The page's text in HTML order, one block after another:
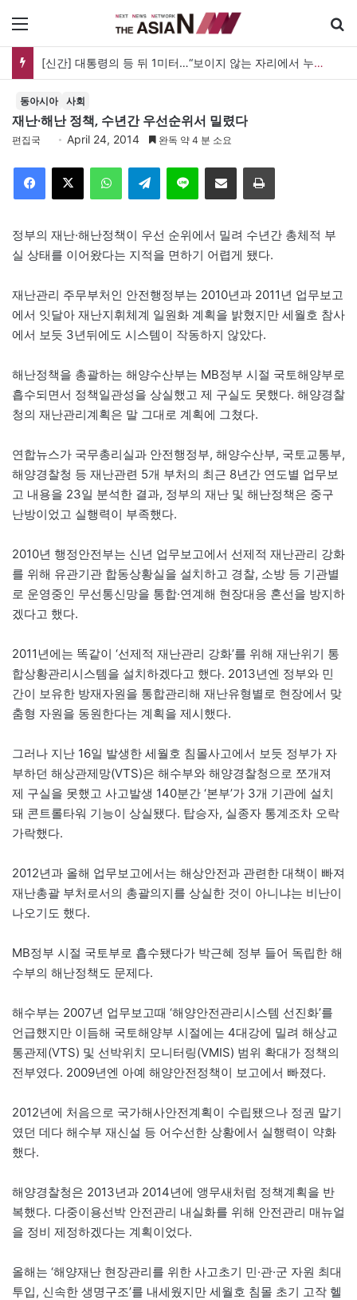
[신간] 대통령의 등 뒤 1미터…“보이지 않는 자리에서 누구를 지킨다는 것”
동아시아 사회
재난·해난 정책, 수년간 우선순위서 밀렸다
편집국 April 24, 2014 완독 약 4 분 소요
Telegram 이메일
정부의 재난·해난정책이 우선 순위에서 밀려 수년간 총체적 부
실 상태를 이어왔다는 지적을 면하기 어렵게 됐다.
재난관리 주무부처인 안전행정부는 2010년과 2011년 업무보고
에서 잇달아 재난지휘체계 일원화 계획을 밝혔지만 세월호 참사
에서 보듯 3년뒤에도 시스템이 작동하지 않았다.
해난정책을 총괄하는 해양수산부는 MB정부 시절 국토해양부로
흡수되면서 정책일관성을 상실했고 제 구실도 못했다. 해양경찰
청의 재난관리계획은 말 그대로 계획에 그쳤다.
연합뉴스가 국무총리실과 안전행정부, 해양수산부, 국토교통부,
해양경찰청 등 재난관련 5개 부처의 최근 8년간 연도별 업무보
고 내용을 23일 분석한 결과, 정부의 재난 및 해난정책은 중구
난방이었고 실행력이 부족했다.
2010년 행정안전부는 신년 업무보고에서 선제적 재난관리 강화
를 위해 유관기관 합동상황실을 설치하고 경찰, 소방 등 기관별
로 운영중인 무선통신망을 통합·연계해 현장대응 혼선을 방지하
겠다고 했다.
2011년에는 똑같이 ‘선제적 재난관리 강화’를 위해 재난위기 통
합상황관리시스템을 설치하겠다고 했다. 2013년엔 정부와 민
간이 보유한 방재자원을 통합관리해 재난유형별로 현장에서 맞
춤형 자원을 동원한다는 계획을 제시했다.
그러나 지난 16일 발생한 세월호 침몰사고에서 보듯 정부가 자
부하던 해상관제망(VTS)은 해수부와 해양경찰청으로 쪼개져
제 구실을 못했고 사고발생 140분간 ‘본부’가 3개 기관에 설치
돼 콘트롤타워 기능이 상실됐다. 탑승자, 실종자 통계조차 오락
가락했다.
2012년과 올해 업무보고에서는 해상안전과 관련한 대책이 빠져
재난총괄 부처로서의 총괄의지를 상실한 것이 아니냐는 비난이
나오기도 했다.
MB정부 시절 국토부로 흡수됐다가 박근혜 정부 들어 독립한 해
수부의 해난정책도 문제다.
해수부는 2007년 업무보고때 ‘해양안전관리시스템 선진화’를
언급했지만 이듬해 국토해양부 시절에는 4대강에 밀려 해상교
통관제(VTS) 및 선박위치 모니터링(VMIS) 범위 확대가 정책의
전부였다. 2009년엔 아예 해양안전정책이 보고에서 빠졌다.
2012년에 처음으로 국가해사안전계획이 수립됐으나 정권 말기
였던 데다 해수부 재신설 등 어수선한 상황에서 실행력이 약화
했다.
해양경찰청은 2013년과 2014년에 앵무새처럼 정책계획을 반
복했다. 다중이용선박 안전관리 내실화를 위해 안전관리 매뉴얼
을 정비 제정하겠다는 계획이었다.
올해는 ‘해양재난 현장관리를 위한 사고초기 민·관·군 자원 최대
투입, 신속한 생명구조’를 내세웠지만 세월호 침몰 초기 고작 헬